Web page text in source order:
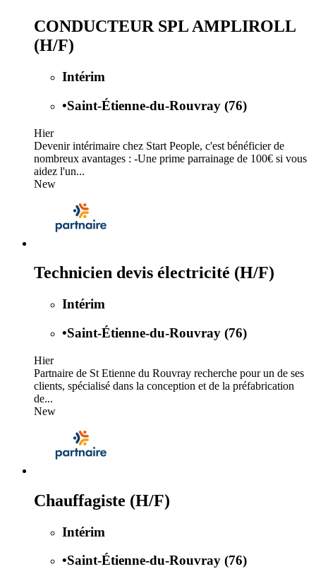
CONDUCTEUR SPL AMPLIROLL
(H/F)
Intérim
•Saint-Étienne-du-Rouvray (76)
Hier
Devenir intérimaire chez Start People, c'est bénéficier de
nombreux avantages : -Une prime parrainage de 100€ si vous
aidez l'un...
New
Technicien devis électricité (H/F)
Intérim
•Saint-Étienne-du-Rouvray (76)
Hier
Partnaire de St Etienne du Rouvray recherche pour un de ses
clients, spécialisé dans la conception et de la préfabrication
de...
New
Chauffagiste (H/F)
Intérim
•Saint-Étienne-du-Rouvray (76)